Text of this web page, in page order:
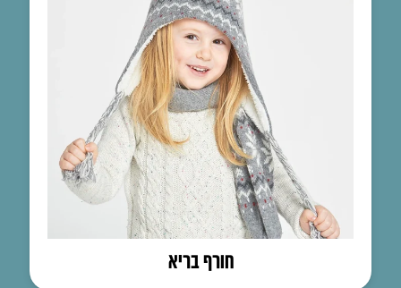
חורף בריא